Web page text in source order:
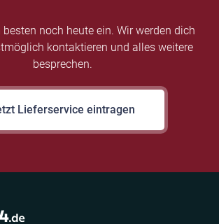
noch heute ein. Wir werden dich
kontaktieren und alles weitere
besprechen.
Lieferservice eintragen